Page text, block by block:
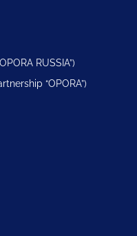
RUSSIA”)
“OPORA”)